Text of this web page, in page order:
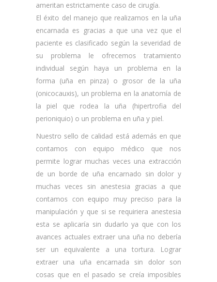
ameritan estrictamente caso de cirugía.
El éxito del manejo que realizamos en la uña
encarnada es gracias a que una vez que el
paciente es clasificado según la severidad de
su problema le ofrecemos tratamiento
individual según haya un problema en la
forma (uña en pinza) o grosor de la uña
(onicocauxis), un problema en la anatomía de
la piel que rodea la uña (hipertrofia del
perioniquio) o un problema en uña y piel.
Nuestro sello de calidad está además en que
contamos con equipo médico que nos
permite lograr muchas veces una extracción
de un borde de uña encarnado sin dolor y
muchas veces sin anestesia gracias a que
contamos con equipo muy preciso para la
manipulación y que si se requiriera anestesia
esta se aplicaría sin dudarlo ya que con los
avances actuales extraer una uña no debería
ser un equivalente a una tortura. Lograr
extraer una uña encarnada sin dolor son
cosas que en el pasado se creía imposibles